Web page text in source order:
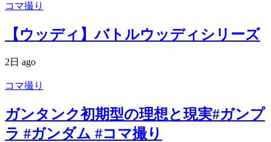
コマ撮り
【ウッディ】バトルウッディシリーズ
2日 ago
コマ撮り
ガンタンク初期型の理想と現実#ガンプ
ラ #ガンダム #コマ撮り